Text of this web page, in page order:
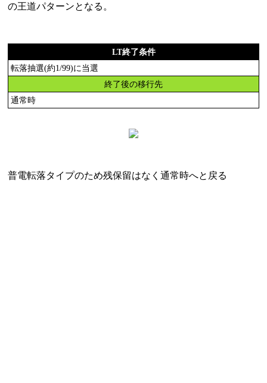
の王道パターンとなる。
LT終了条件
転落抽選(約1/99)に当選
終了後の移行先
通常時
普電転落タイプのため残保留はなく通常時へと戻る